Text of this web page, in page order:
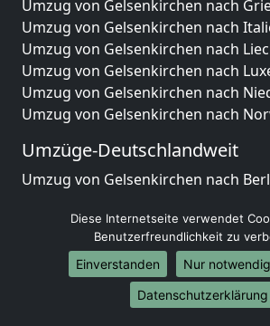
Umzug von Gelsenkirchen nach
Umzug von Gelsenkirchen nach
Umzug von Gelsenkirchen nach
Umzug von Gelsenkirchen nach
Umzug von Gelsenkirchen nach
Umzug von Gelsenkirchen nach
Umzüge-Deutschlandweit
Umzug von Gelsenkirchen nach
Umzug von Gelsenkirchen nach
Umzug von Gelsenkirchen nach
Umzug von Gelsenkirchen nach
Umzug von Gelsenkirchen nach
Umzug von Gelsenkirchen nach
Diese Internetseite verwendet
Benutzerfreundlichkeit zu
Einverstanden
Nur
Datenschutzerklärung